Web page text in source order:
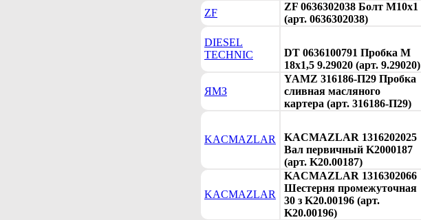
ZF
ZF 0636302038 Болт M10x1
(арт. 0636302038)
DIESEL
TECHNIC
DT 0636100791 Пробка М
18x1,5 9.29020 (арт. 9.29020)
ЯМЗ
YAMZ 316186-П29 Пробка
сливная масляного
картера (арт. 316186-П29)
KACMAZLAR
KACMAZLAR 1316202025
Вал первичный K2000187
(арт. K20.00187)
KACMAZLAR
KACMAZLAR 1316302066
Шестерня промежуточная
30 з K20.00196 (арт.
K20.00196)